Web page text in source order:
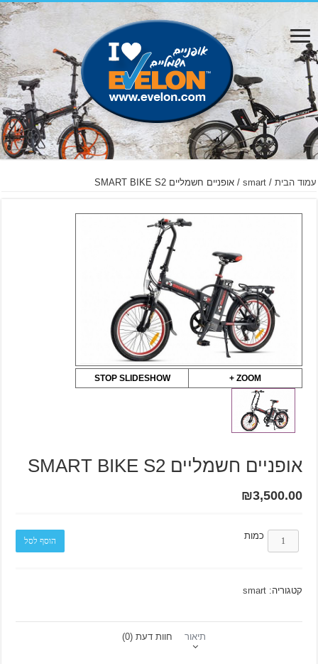
עמוד הבית /
smart / אופניים חשמליים SMART BIKE S2
ZOOM +
STOP SLIDESHOW
אופניים חשמליים SMART BIKE S2
₪3,500.00
כמות הוסף לסל
קטגוריה:smart
תיאור חוות דעת (0)